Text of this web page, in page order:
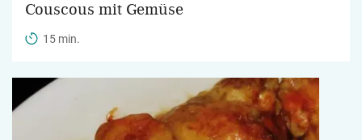
Couscous mit Gemüse
15 min.